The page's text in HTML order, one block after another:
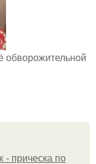
прическа по